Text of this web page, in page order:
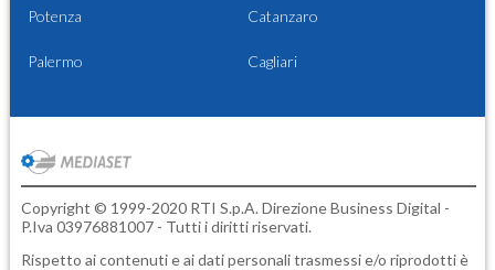
Potenza Catanzaro
Palermo Cagliari
Copyright © 1999-2020 RTI S.p.A. Direzione Business Digital -
P.Iva 03976881007 - Tutti i diritti riservati.
Rispetto ai contenuti e ai dati personali trasmessi e/o riprodotti è